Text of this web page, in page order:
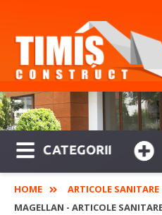
CATEGORII
HOME ARTICOLE SANITARE
MAGELLAN - ARTICOLE